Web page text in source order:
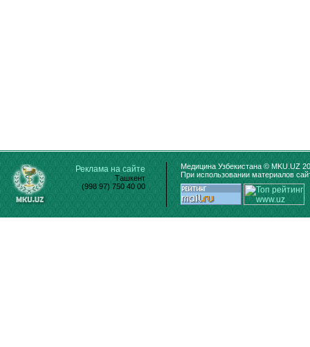
Реклама на сайте
Ташкент
(998 97) 750 40 00
Медицина Узбекистана © MKU.UZ
При использовании материалов